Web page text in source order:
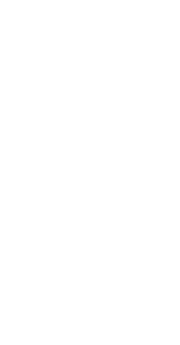
demikian, patutkah
Allah sesuatu yang
faedah sedikitpun
mendatangkan
perasaanku terhadap
sembah selain Allah!
mahu menggunakan
tidak dapat berhujah
berkata: "Bakarlah
jika betul kamu
Kami berfirman: "Hai
selamat sejahtera
(dengan perbuatan
melakukan angkara